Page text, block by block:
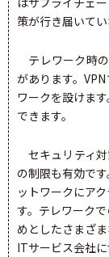
策が行き届いて
テレワーク時の
があります。
ワークを設けま
できます。
セキュリティ
の制限も有効で
ットワークにア
す。テレワーク
めとしたさまざ
ITサービス会社に